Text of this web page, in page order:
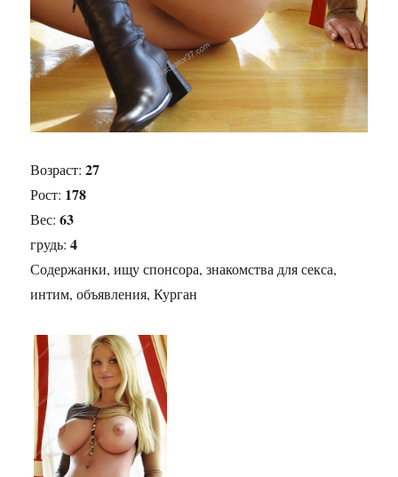
Возраст:27
Рост: 178
Вес:63
грудь:4
Содержанки, ищу спонсора, знакомства для секса,
интим, объявления, Курган